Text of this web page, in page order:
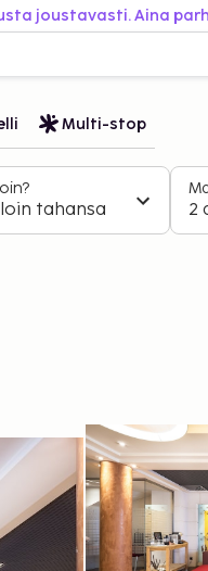
joustavasti. Aina
Multi-stop
tahansa 2